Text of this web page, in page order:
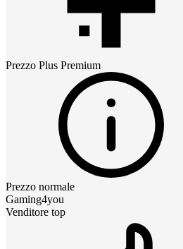
Prezzo Plus Premium
Prezzo normale
Gaming4you
Venditore top